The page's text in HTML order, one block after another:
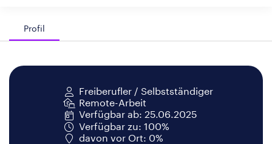
Profil
Freiberufler / Selbstständiger
Remote-Arbeit
Verfügbar ab: 25.06.2025
Verfügbar zu: 100%
davon vor Ort: 0%